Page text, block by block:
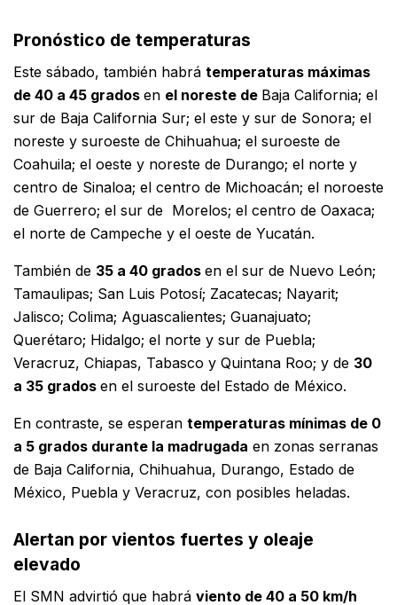
Pronóstico de temperaturas
Este sábado, también habrá temperaturas máximas
de 40 a 45 grados en el noreste de Baja California; el
sur de Baja California Sur; el este y sur de Sonora; el
noreste y suroeste de Chihuahua; el suroeste de
Coahuila; el oeste y noreste de Durango; el norte y
centro de Sinaloa; el centro de Michoacán; el noroeste
de Guerrero; el sur de Morelos; el centro de Oaxaca;
el norte de Campeche y el oeste de Yucatán.
También de 35 a 40 grados en el sur de Nuevo León;
Tamaulipas; San Luis Potosí; Zacatecas; Nayarit;
Jalisco; Colima; Aguascalientes; Guanajuato;
Querétaro; Hidalgo; el norte y sur de Puebla;
Veracruz, Chiapas, Tabasco y Quintana Roo; y de 30
a 35 grados en el suroeste del Estado de México.
En contraste, se esperan temperaturas mínimas de 0
a 5 grados durante la madrugada en zonas serranas
de Baja California, Chihuahua, Durango, Estado de
México, Puebla y Veracruz, con posibles heladas.
Alertan por vientos fuertes y oleaje
elevado
El SMN advirtió que habrá viento de 40 a 50 km/h